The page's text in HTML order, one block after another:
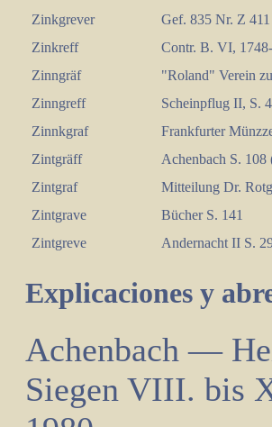
Zinkgrever
Gef. 835 Nr. Z
Zinkreff
Contr. B. VI,
Zinngräf
"Roland" Verein
Zinngreff
Scheinpflug II, S.
Zinnkgraf
Frankfurter
Zintgräff
Achenbach S. 108
Zintgraf
Mitteilung Dr.
Zintgrave
Bücher S. 141
Zintgreve
Andernacht II S.
Explicaciones y
Achenbach —
Siegen VIII. bis